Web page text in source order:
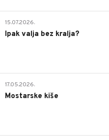
15.07.2026.
Ipak valja bez kralja?
17.05.2026.
Mostarske kiše